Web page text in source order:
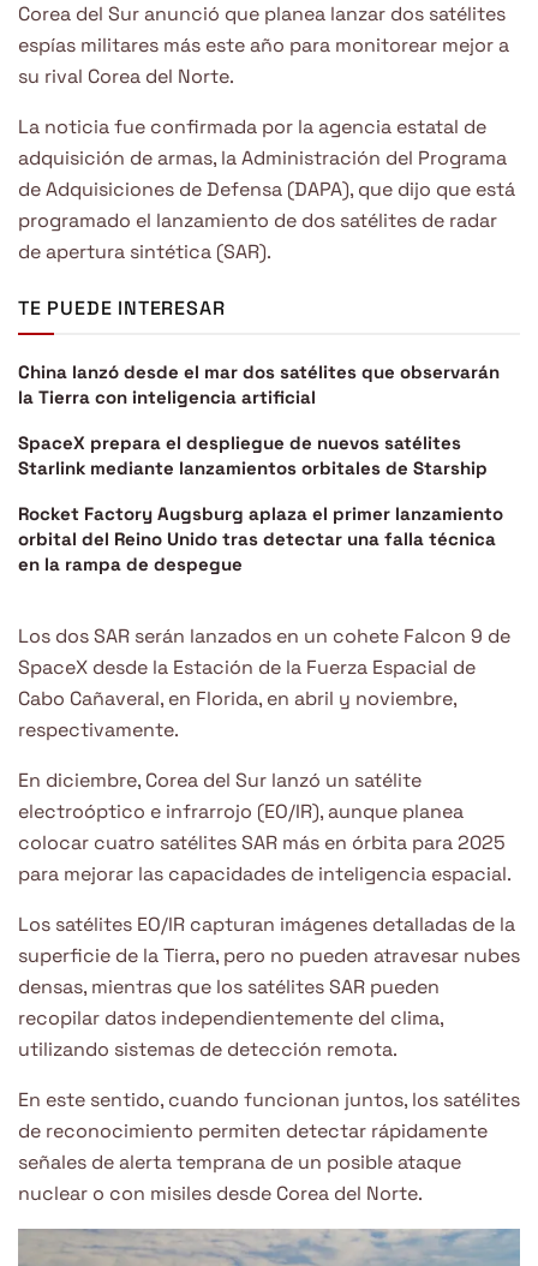
Corea del Sur anunció que planea lanzar dos satélites
espías militares más este año para monitorear mejor a
su rival Corea del Norte.
La noticia fue confirmada por la agencia estatal de
adquisición de armas, la Administración del Programa
de Adquisiciones de Defensa (DAPA), que dijo que está
programado el lanzamiento de dos satélites de radar
de apertura sintética (SAR).
TE PUEDE INTERESAR
China lanzó desde el mar dos satélites que observarán
la Tierra con inteligencia artificial
SpaceX prepara el despliegue de nuevos satélites
Starlink mediante lanzamientos orbitales de Starship
Rocket Factory Augsburg aplaza el primer lanzamiento
orbital del Reino Unido tras detectar una falla técnica
en la rampa de despegue
Los dos SAR serán lanzados en un cohete Falcon 9 de
SpaceX desde la Estación de la Fuerza Espacial de
Cabo Cañaveral, en Florida, en abril y noviembre,
respectivamente.
En diciembre, Corea del Sur lanzó un satélite
electroóptico e infrarrojo (EO/IR), aunque planea
colocar cuatro satélites SAR más en órbita para 2025
para mejorar las capacidades de inteligencia espacial.
Los satélites EO/IR capturan imágenes detalladas de la
superficie de la Tierra, pero no pueden atravesar nubes
densas, mientras que los satélites SAR pueden
recopilar datos independientemente del clima,
utilizando sistemas de detección remota.
En este sentido, cuando funcionan juntos, los satélites
de reconocimiento permiten detectar rápidamente
señales de alerta temprana de un posible ataque
nuclear o con misiles desde Corea del Norte.